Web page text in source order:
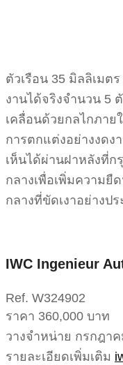
ตัวเรือน 35 มิลลิเมต
งานได้จริงจำนวน 5
เคลื่อนด้วยกลไกภาย
การตกแต่งอย่างงดง
เห็นได้ผ่านฝาหลังที่ก
กลางเพื่อเพิ่มความ
กลางที่ขัดเงาอย่าง
IWC Ingenieur
Ref. W324902
ราคา 360,000 บาท
วางจำหน่าย กรกฎา
รายละเอียดเพิ่มเติม